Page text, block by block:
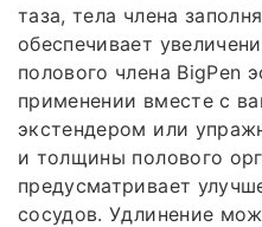
таза, тела члена
обеспечивает
полового члена BigPen
применении вместе с
экстендером или
и толщины полового
предусматривает
сосудов. Удлинение